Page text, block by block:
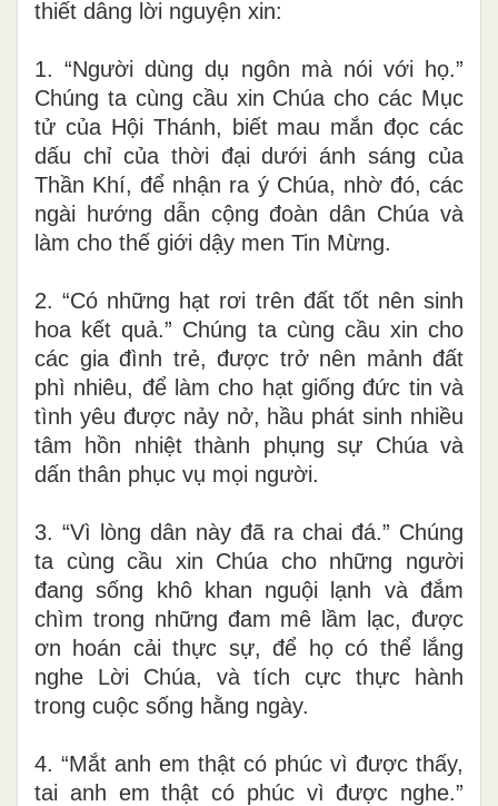
thiết dâng lời nguyện xin:
1. “Người dùng dụ ngôn mà nói với họ.”
Chúng ta cùng cầu xin Chúa cho các Mục
tử của Hội Thánh, biết mau mắn đọc các
dấu chỉ của thời đại dưới ánh sáng của
Thần Khí, để nhận ra ý Chúa, nhờ đó, các
ngài hướng dẫn cộng đoàn dân Chúa và
làm cho thế giới dậy men Tin Mừng.
2. “Có những hạt rơi trên đất tốt nên sinh
hoa kết quả.” Chúng ta cùng cầu xin cho
các gia đình trẻ, được trở nên mảnh đất
phì nhiêu, để làm cho hạt giống đức tin và
tình yêu được nảy nở, hầu phát sinh nhiều
tâm hồn nhiệt thành phụng sự Chúa và
dấn thân phục vụ mọi người.
3. “Vì lòng dân này đã ra chai đá.” Chúng
ta cùng cầu xin Chúa cho những người
đang sống khô khan nguội lạnh và đắm
chìm trong những đam mê lầm lạc, được
ơn hoán cải thực sự, để họ có thể lắng
nghe Lời Chúa, và tích cực thực hành
trong cuộc sống hằng ngày.
4. “Mắt anh em thật có phúc vì được thấy,
tai anh em thật có phúc vì được nghe.”